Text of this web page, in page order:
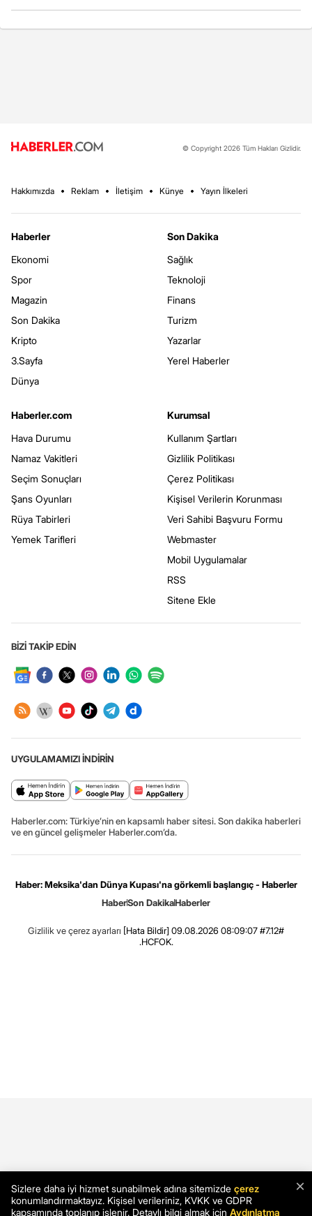
© Copyright 2026 Tüm Hakları Gizlidir.
Hakkımızda Reklam İletişim Künye Yayın İlkeleri
Haberler
Ekonomi
Spor
Magazin
Son Dakika
Kripto
3.Sayfa
Dünya
Son Dakika
Sağlık
Teknoloji
Finans
Turizm
Yazarlar
Yerel Haberler
Haberler.com
Hava Durumu
Namaz Vakitleri
Seçim Sonuçları
Şans Oyunları
Rüya Tabirleri
Yemek Tarifleri
Kurumsal
Kullanım Şartları
Gizlilik Politikası
Çerez Politikası
Kişisel Verilerin Korunması
Veri Sahibi Başvuru Formu
Webmaster
Mobil Uygulamalar
RSS
Sitene Ekle
BİZİ TAKİP EDİN
UYGULAMAMIZI İNDİRİN
Haberler.com: Türkiye’nin en kapsamlı haber sitesi. Son dakika haberleri
ve en güncel gelişmeler Haberler.com’da.
Haber: Meksika'dan Dünya Kupası'na görkemli başlangıç - Haberler
HaberSon DakikaHaberler
Gizlilik ve çerez ayarları [Hata Bildir] 09.08.2026 08:09:07 #7.12#
.HCFOK.
×
Sizlere daha iyi hizmet sunabilmek adına sitemizde çerez
konumlandırmaktayız. Kişisel verileriniz, KVKK ve GDPR
kapsamında toplanıp işlenir. Detaylı bilgi almak için Aydınlatma